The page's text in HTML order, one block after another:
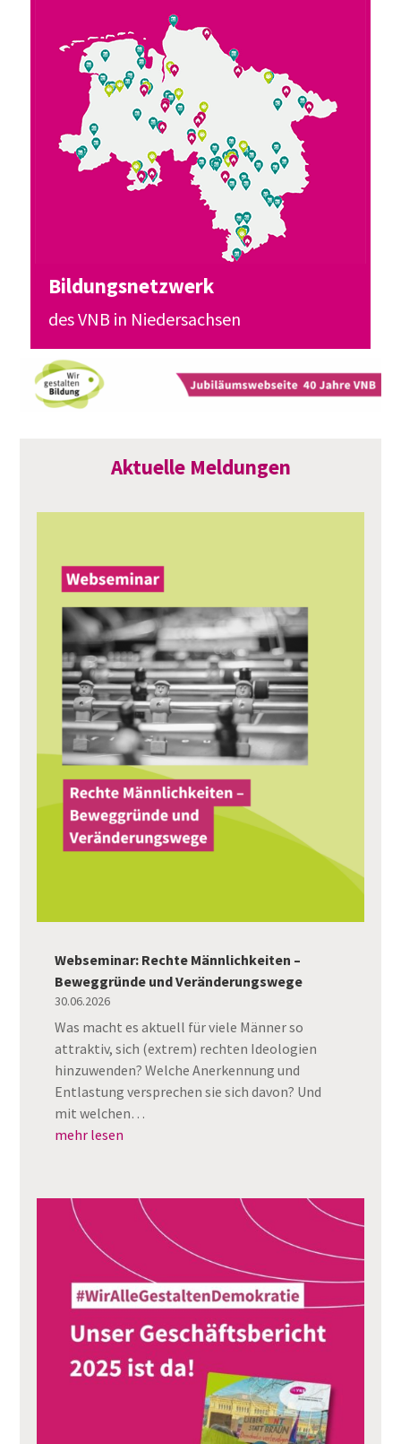
Bildungsnetzwerk
des VNB in Niedersachsen
Aktuelle Meldungen
Webseminar: Rechte Männlichkeiten –
Beweggründe und Veränderungswege
30.06.2026
Was macht es aktuell für viele Männer so
attraktiv, sich (extrem) rechten Ideologien
hinzuwenden? Welche Anerkennung und
Entlastung versprechen sie sich davon? Und
mit welchen…
mehr lesen